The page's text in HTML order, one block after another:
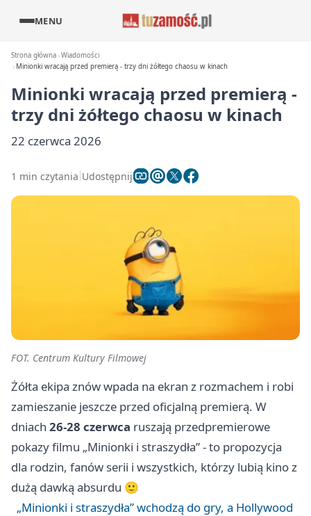
MENU
Strona główna Wiadomości
Minionki wracają przed premierą - trzy dni żółtego chaosu w kinach
Minionki wracają przed premierą -
trzy dni żółtego chaosu w kinach
22 czerwca 2026
1 min czytania Udostępnij
FOT. Centrum Kultury Filmowej
Żółta ekipa znów wpada na ekran z rozmachem i robi
zamieszanie jeszcze przed oficjalną premierą. W
dniach 26-28 czerwca ruszają przedpremierowe
pokazy filmu „Minionki i straszydła” - to propozycja
dla rodzin, fanów serii i wszystkich, którzy lubią kino z
dużą dawką absurdu 🙂
„Minionki i straszydła” wchodzą do gry, a Hollywood